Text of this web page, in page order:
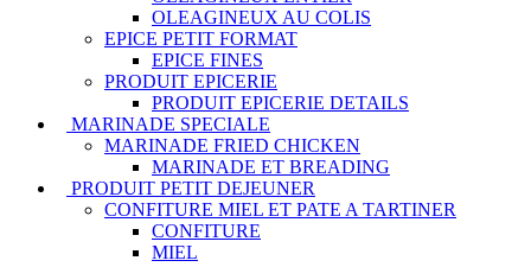
OLEAGINEUX AU COLIS
EPICE PETIT FORMAT
EPICE FINES
PRODUIT EPICERIE
PRODUIT EPICERIE DETAILS
MARINADE SPECIALE
MARINADE FRIED CHICKEN
MARINADE ET BREADING
PRODUIT PETIT DEJEUNER
CONFITURE MIEL ET PATE A TARTINER
CONFITURE
MIEL